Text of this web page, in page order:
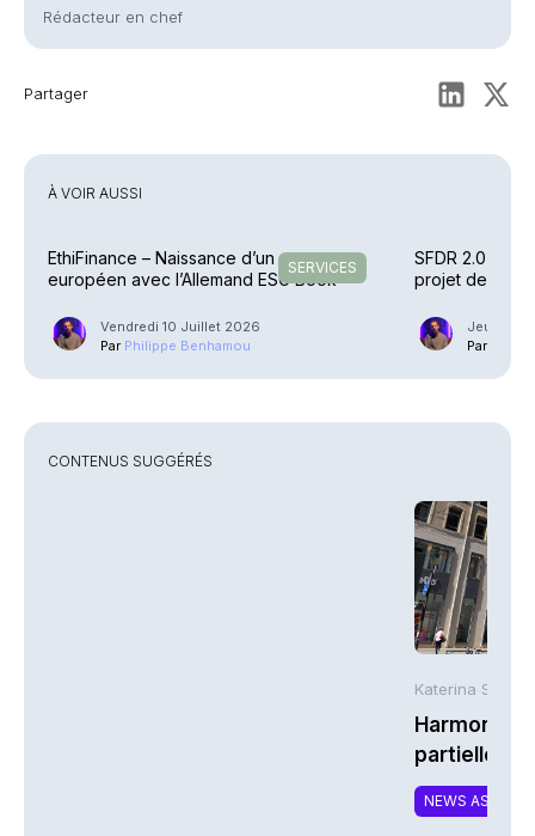
Rédacteur en chef
Partager
À VOIR AUSSI
SERVICES
EthiFinance – Naissance d’un groupe
européen avec l’Allemand ESG Book
Vendredi 10 Juillet 2026
Par Philippe Benhamou
SFDR 2.0 – Le
projet de
Jeudi 25
Par
CONTENUS SUGGÉRÉS
Katerina
Harmonie
partielle du
MTCAT
NEWS